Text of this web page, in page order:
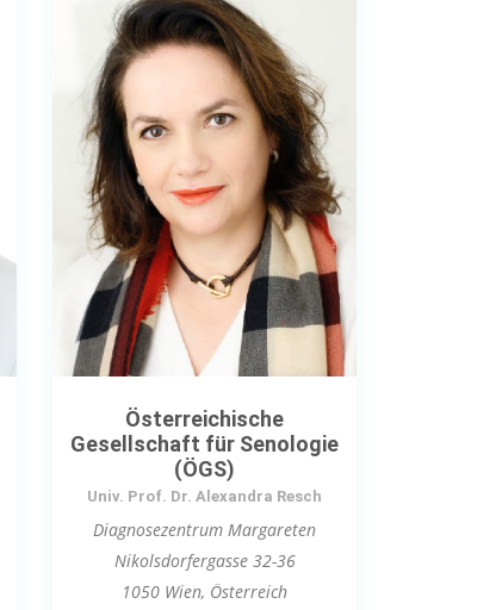
Österreichische
Gesellschaft für Senologie
(ÖGS)
Univ. Prof. Dr. Alexandra Resch
Diagnosezentrum Margareten
Nikolsdorfergasse 32-36
1050 Wien, Österreich